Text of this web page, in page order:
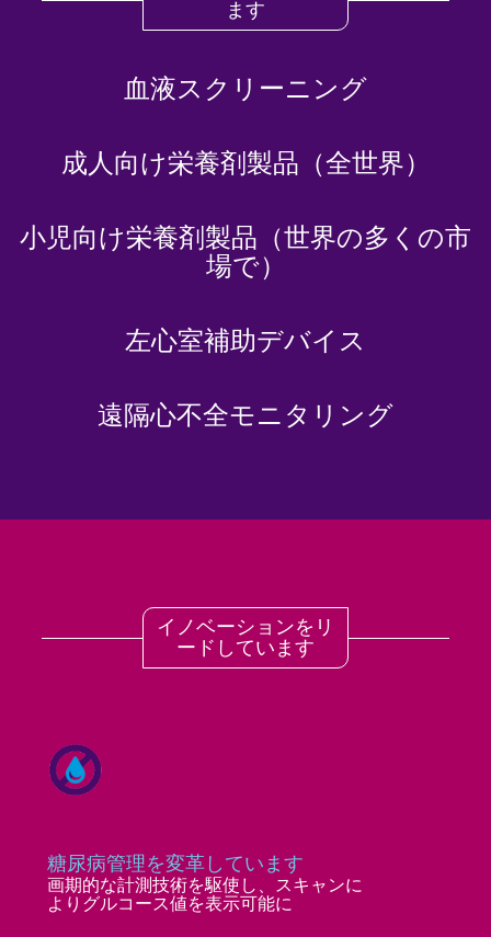
ます
血液スクリーニング
成人向け栄養剤製品（全世界）
小児向け栄養剤製品（世界の多くの市
場で）
左心室補助デバイス
遠隔心不全モニタリング
イノベーションをリ
ードしています
糖尿病管理を変革しています
画期的な計測技術を駆使し、スキャンに
よりグルコース値を表示可能に